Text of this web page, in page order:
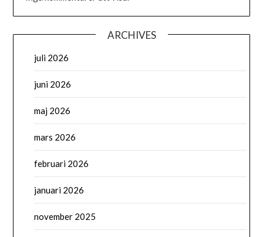
ARCHIVES
juli 2026
juni 2026
maj 2026
mars 2026
februari 2026
januari 2026
november 2025